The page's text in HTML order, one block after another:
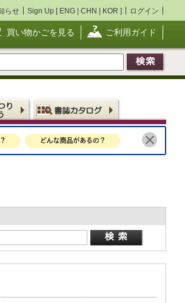
らせ Sign Up [ ENG | CHN | KOR ] ログイン
買い物かごを見る ご利用ガイド